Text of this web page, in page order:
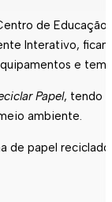
de Educação
Interativo,
e
Papel, tendo
ambiente.
de papel